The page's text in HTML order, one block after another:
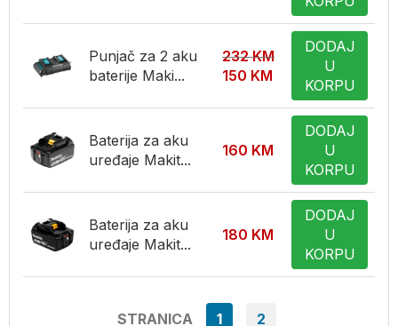
Punjač za 2 aku
baterije Maki...
232KM
150 KM
DODAJ
U
KORPU
Baterija za aku
uređaje Makit...
160 KM
DODAJ
U
KORPU
Baterija za aku
uređaje Makit...
180 KM
DODAJ
U
KORPU
STRANICA 1 2